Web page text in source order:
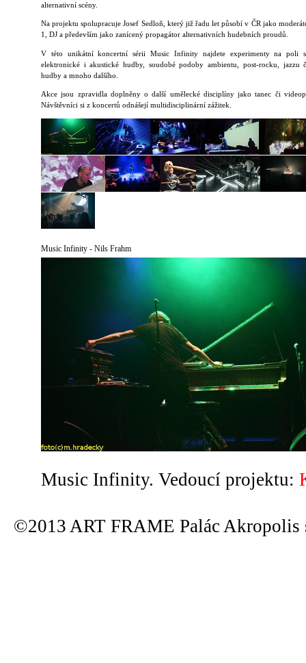
alternativní scény.
Na projektu spolupracuje Josef Sedloň, který již řadu let působí v ČR jako
1, DJ a především jako zanícený propagátor alternativních hudebních proudů.
V této unikátní koncertní sérii Music Infinity najdete experimenty na poli
elektronické i akustické hudby, soudobé podoby ambientu, post-rocku, jazzu
hudby a mnoho dalšího.
Akce jsou zpravidla doplněny o další umělecké disciplíny jako tanec či
Návštěvníci si z koncertů odnášejí multidisciplinární zážitek.
Music Infinity - Nils Frahm
Music Infinity. Vedoucí projektu:
©2013 ART FRAME Palác Akropolis